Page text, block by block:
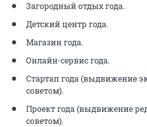
Загородный отдых года.
Детский центр года.
Магазин года.
Онлайн-сервис года.
Стартап года (выдвижение
советом).
Проект года (выдвижение
советом).